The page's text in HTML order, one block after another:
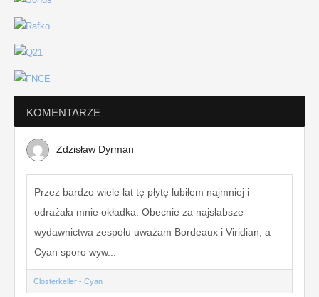
KOMENTARZE
Zdzisław Dyrman
Przez bardzo wiele lat tę płytę lubiłem najmniej i
odrażała mnie okładka. Obecnie za najsłabsze
wydawnictwa zespołu uważam Bordeaux i Viridian, a
Cyan sporo wyw...
Closterkeller - Cyan